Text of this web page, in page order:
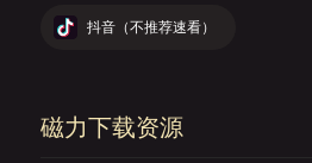
抖音（不推荐速看）
磁力下载资源